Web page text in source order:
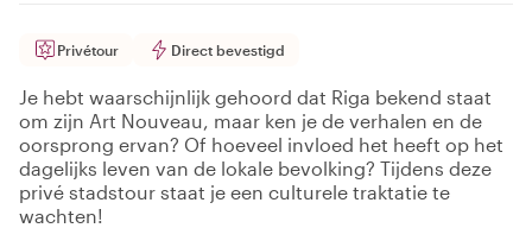
Privétour Direct bevestigd
Je hebt waarschijnlijk gehoord dat Riga bekend staat
om zijn Art Nouveau, maar ken je de verhalen en de
oorsprong ervan? Of hoeveel invloed het heeft op het
dagelijks leven van de lokale bevolking? Tijdens deze
privé stadstour staat je een culturele traktatie te
wachten!